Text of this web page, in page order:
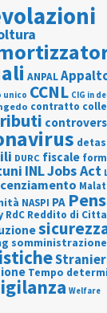
ANPAL
unico CCNL CIG in
contratto
DURC fiscale
INLJobs Act
NASPI PA
RdC Reddito di
somministrazione
Tempo
Welfare